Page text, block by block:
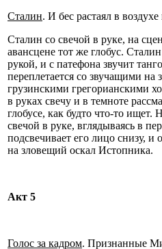
Сталин. И бес растаял в
Сталин со свечой в руке, на
авансцене тот же глобус.
рукой, и с патефона звучит
переплетается со звучащими на
грузинскими грегорианскими
в руках свечу и в темноте
глобусе, как будто что-то ищет.
свечой в руке, вглядываясь в
подсвечивает его лицо снизу, и
на зловещий оскал Истопника.
Акт 5
Голос за кадром. Признанные